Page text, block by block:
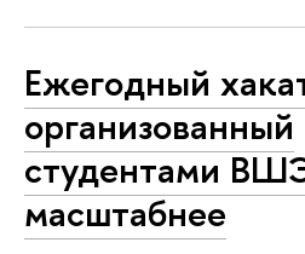
Ежегодный
организованный
студентами
масштабнее